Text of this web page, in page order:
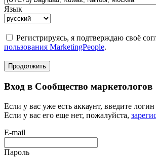
Язык
Регистрируясь, я подтверждаю своё
пользования MarketingPeople.
Продолжить
Вход в Сообщество маркетологов
Если у вас уже есть аккаунт, введите
Если у вас его еще нет, пожалуйста,
E-mail
Пароль